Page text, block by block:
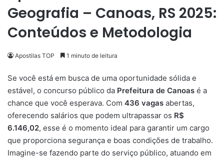
Geografia – Canoas, RS 2025:
Conteúdos e Metodologia
Apostilas TOP 1 minuto de leitura
Se você está em busca de uma oportunidade sólida e
estável, o concurso público da Prefeitura de Canoas é a
chance que você esperava. Com 436 vagas abertas,
oferecendo salários que podem ultrapassar os R$
6.146,02, esse é o momento ideal para garantir um cargo
que proporciona segurança e boas condições de trabalho.
Imagine-se fazendo parte do serviço público, atuando em